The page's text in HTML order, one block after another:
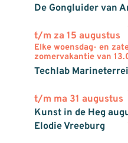
De Gongluider van
t/m za 15 augustus
Elke woensdag- en
zomervakantie van
Techlab
t/m ma 31 augustus
Kunst in de Heg
Elodie Vreeburg